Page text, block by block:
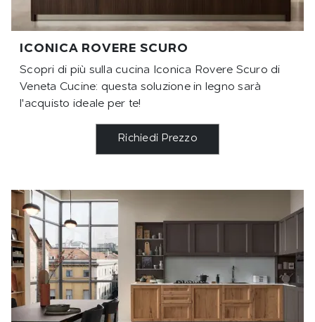
ICONICA ROVERE SCURO
Scopri di più sulla cucina Iconica Rovere Scuro di
Veneta Cucine: questa soluzione in legno sarà
l'acquisto ideale per te!
Richiedi Prezzo